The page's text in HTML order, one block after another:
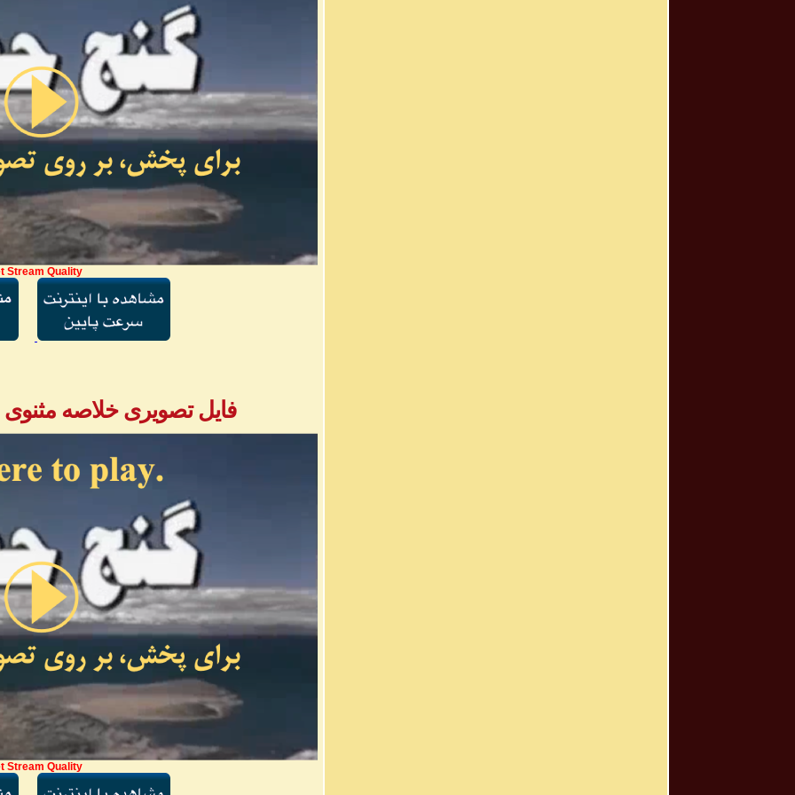
Stream Quality
فایل تصویری خلاصه مثنوی - بخش ۱
Stream Quality